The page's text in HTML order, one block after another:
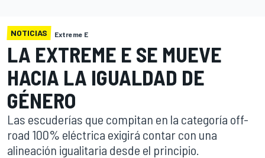
NOTICIAS Extreme E
LA EXTREME E SE MUEVE
HACIA LA IGUALDAD DE
GÉNERO
Las escuderías que compitan en la categoría off-
road 100% eléctrica exigirá contar con una
alineación igualitaria desde el principio.